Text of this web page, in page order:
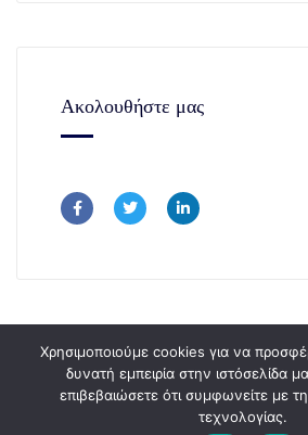
Ακολουθήστε μας
Copyright ©
Χρησιμοποιούμε cookies για να
δυνατή εμπειρία στην ιστόσελίδα
επιβεβαιώσετε ότι συμφωνείτε με
τεχνολογίας.